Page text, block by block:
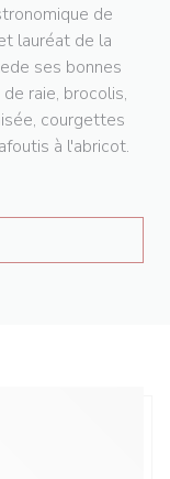
de
lauréat de la
ses bonnes
raie, brocolis,
courgettes
à l'abricot.
SE V NOVÉM